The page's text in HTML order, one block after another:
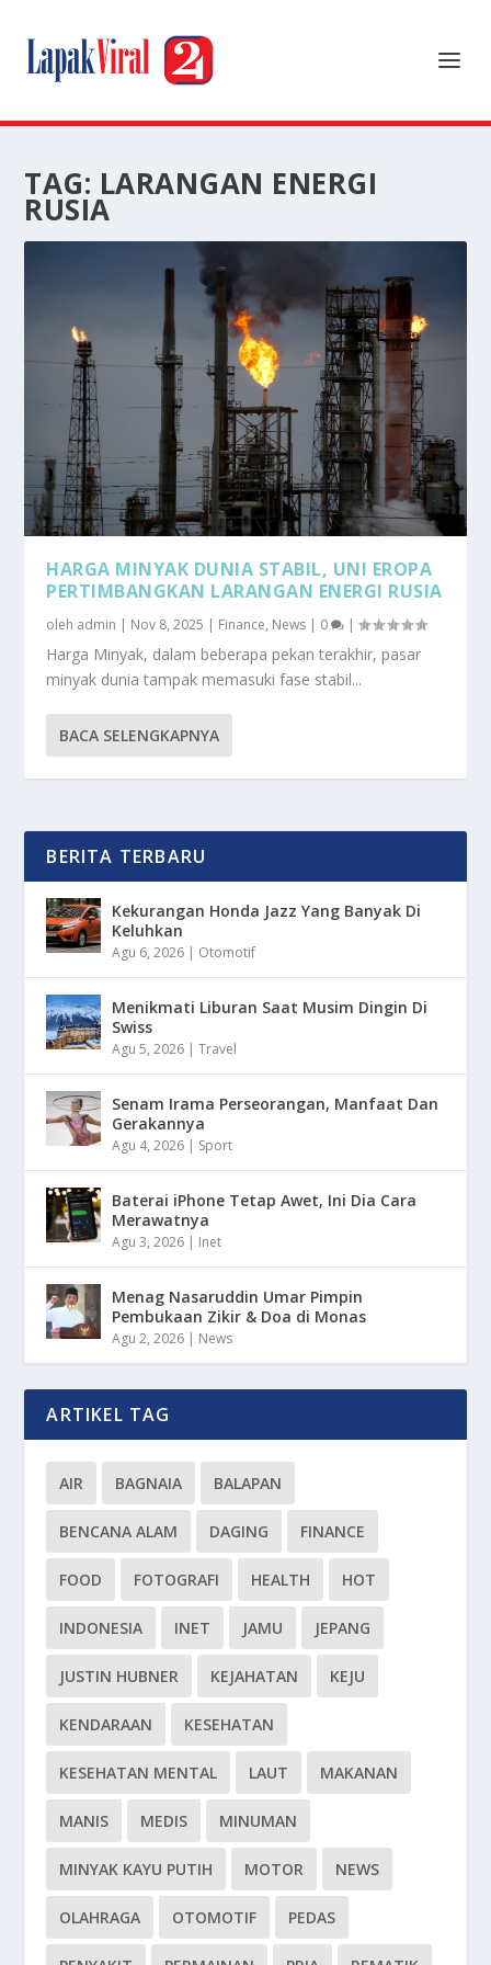
TAG: LARANGAN ENERGI
RUSIA
HARGA MINYAK DUNIA STABIL, UNI EROPA
PERTIMBANGKAN LARANGAN ENERGI RUSIA
oleh admin | Nov 8, 2025 | Finance, News | 0 |
Harga Minyak, dalam beberapa pekan terakhir, pasar
minyak dunia tampak memasuki fase stabil...
BACA SELENGKAPNYA
BERITA TERBARU
Kekurangan Honda Jazz Yang Banyak Di
Keluhkan
Agu 6, 2026 | Otomotif
Menikmati Liburan Saat Musim Dingin Di
Swiss
Agu 5, 2026 |Travel
Senam Irama Perseorangan, Manfaat Dan
Gerakannya
Agu 4, 2026 | Sport
Baterai iPhone Tetap Awet, Ini Dia Cara
Merawatnya
Agu 3, 2026 | Inet
Menag Nasaruddin Umar Pimpin
Pembukaan Zikir & Doa di Monas
Agu 2, 2026 | News
ARTIKEL TAG
AIR BAGNAIA BALAPAN
BENCANA ALAM DAGING FINANCE
FOOD FOTOGRAFI HEALTH HOT
INDONESIA INET JAMU JEPANG
JUSTIN HUBNER KEJAHATAN KEJU
KENDARAAN KESEHATAN
KESEHATAN MENTAL LAUT MAKANAN
MANIS MEDIS MINUMAN
MINYAK KAYU PUTIH MOTOR NEWS
OLAHRAGA OTOMOTIF PEDAS